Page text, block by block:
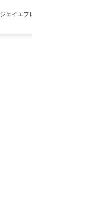
ジェイエフレディメイド